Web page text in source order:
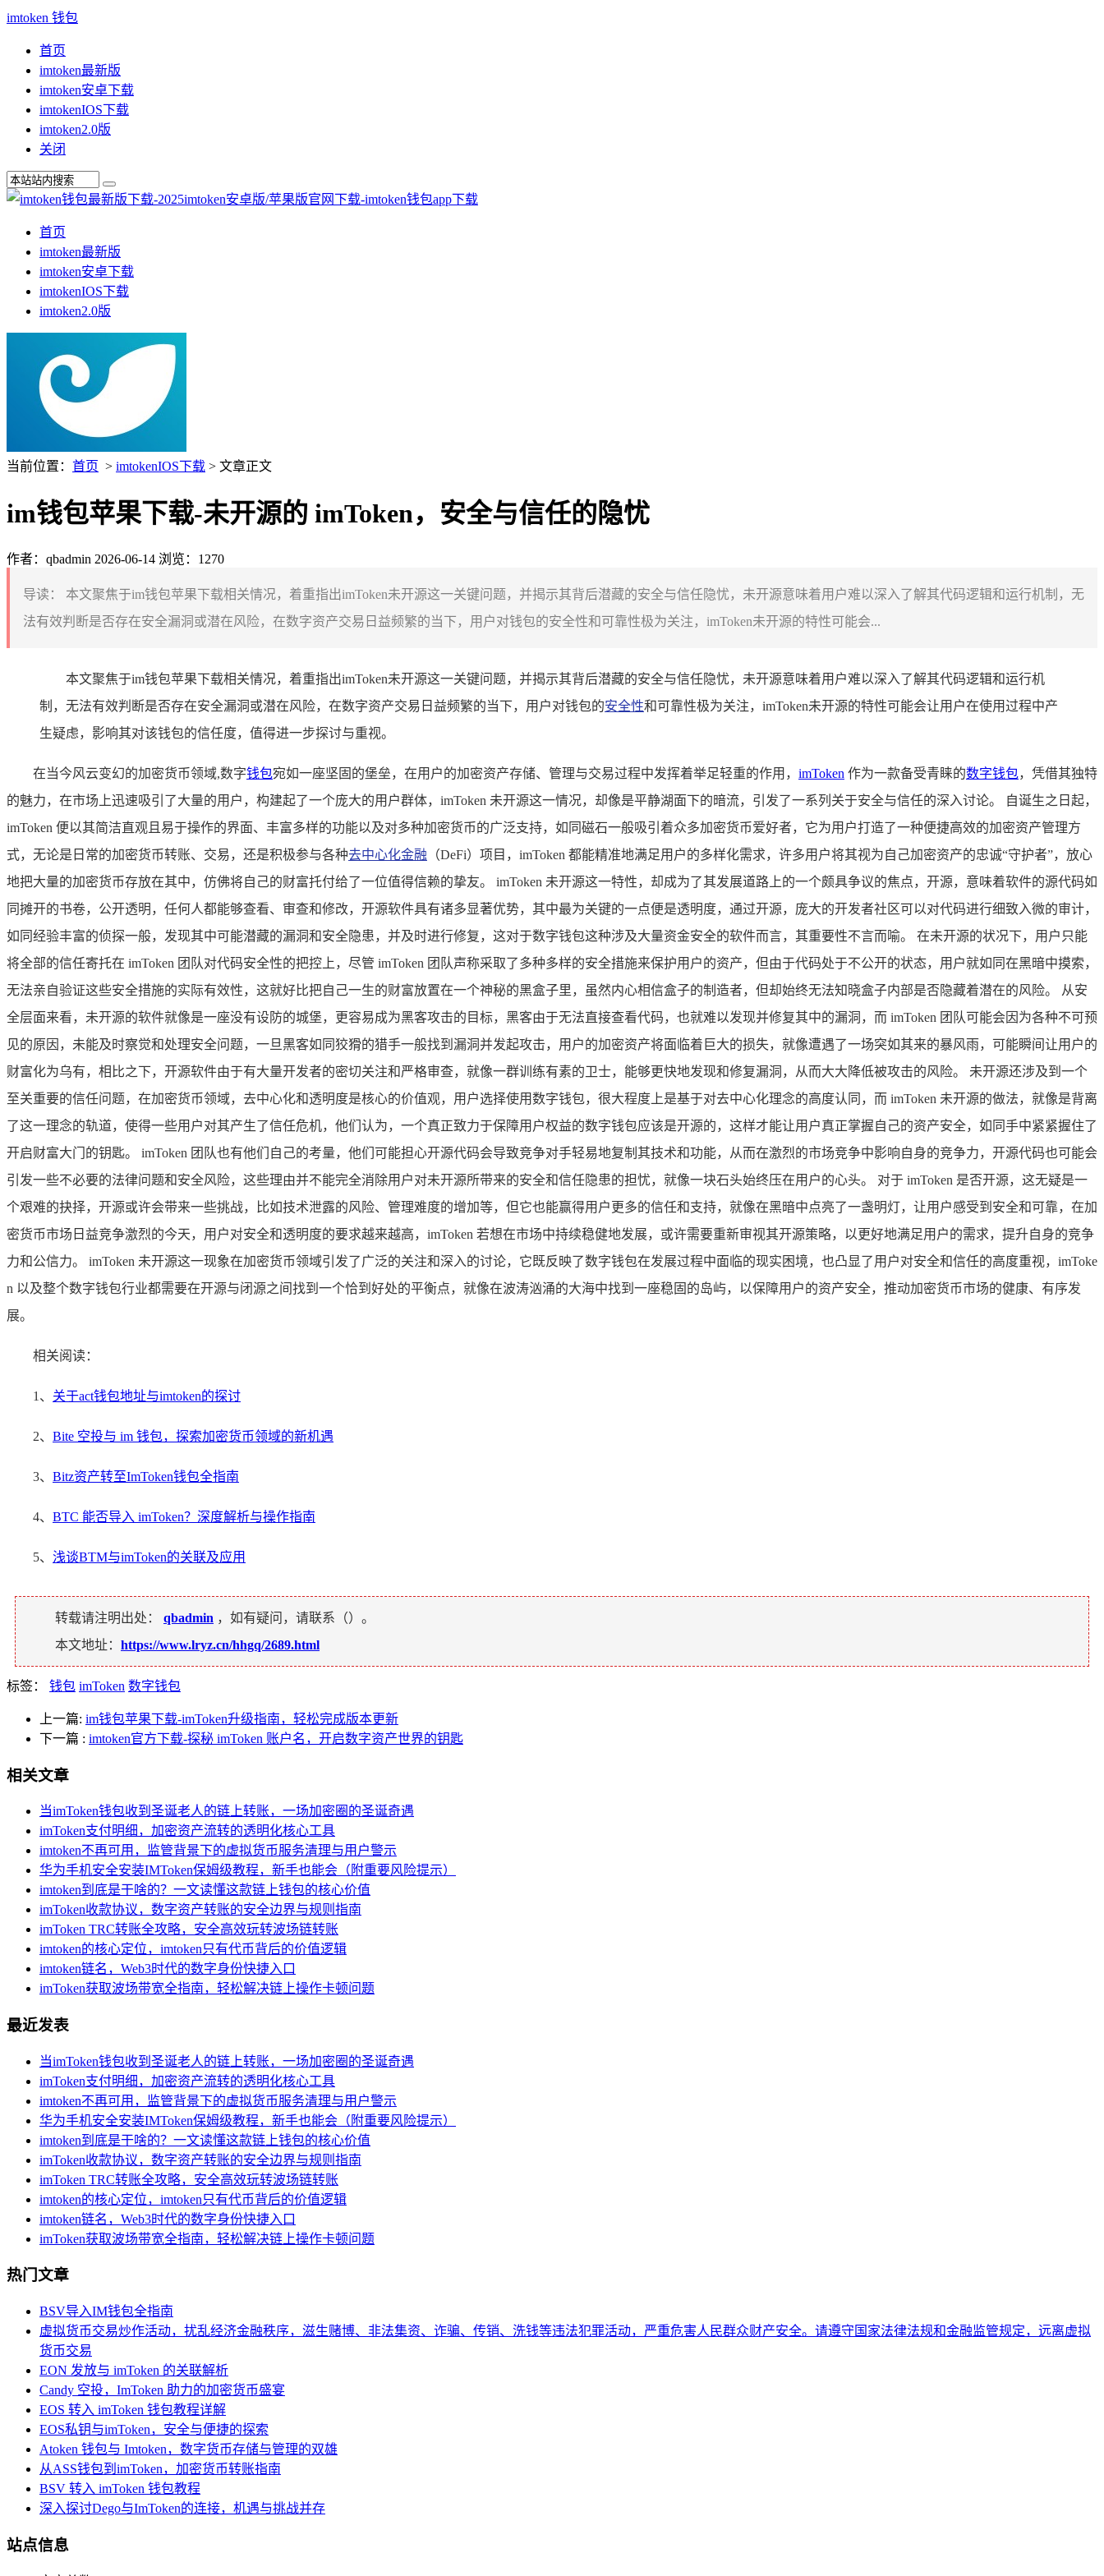
imtoken 钱包
首页
imtoken最新版
imtoken安卓下载
imtokenIOS下载
imtoken2.0版
关闭
首页
imtoken最新版
imtoken安卓下载
imtokenIOS下载
imtoken2.0版
当前位置： 首页 > imtokenIOS下载 > 文章正文
im钱包苹果下载-未开源的 imToken，安全与信任的隐忧
作者：qbadmin 2026-06-14 浏览：1270
导读：
本文聚焦于im钱包苹果下载相关情况，着重指出imToken未开源这一关键问题，并揭示其背后潜藏的安全与信任隐忧，未开源意味着用户难以深入了解其代码逻辑和运行机制，无
法有效判断是否存在安全漏洞或潜在风险，在数字资产交易日益频繁的当下，用户对钱包的安全性和可靠性极为关注，imToken未开源的特性可能会...
本文聚焦于im钱包苹果下载相关情况，着重指出imToken未开源这一关键问题，并揭示其背后潜藏的安全与信任隐忧，未开源意味着用户难以深入了解其代码逻辑和运行机
制，无法有效判断是否存在安全漏洞或潜在风险，在数字资产交易日益频繁的当下，用户对钱包的安全性和可靠性极为关注，imToken未开源的特性可能会让用户在使用过程中产
生疑虑，影响其对该钱包的信任度，值得进一步探讨与重视。
在当今风云变幻的加密货币领域,数字钱包宛如一座坚固的堡垒，在用户的加密资产存储、管理与交易过程中发挥着举足轻重的作用， imToken 作为一款备受青睐的数字钱包，凭借其独特
的魅力，在市场上迅速吸引了大量的用户，构建起了一个庞大的用户群体，imToken 未开源这一情况，却像是平静湖面下的暗流，引发了一系列关于安全与信任的深入讨论。 自诞生之日起，
imToken 便以其简洁直观且易于操作的界面、丰富多样的功能以及对多种加密货币的广泛支持，如同磁石一般吸引着众多加密货币爱好者，它为用户打造了一种便捷高效的加密资产管理方
式，无论是日常的加密货币转账、交易，还是积极参与各种去中心化金融 （DeFi）项目，imToken 都能精准地满足用户的多样化需求，许多用户将其视为自己加密资产的忠诚“守护者”，放心
地把大量的加密货币存放在其中，仿佛将自己的财富托付给了一位值得信赖的挚友。 imToken 未开源这一特性，却成为了其发展道路上的一个颇具争议的焦点，开源，意味着软件的源代码如
同摊开的书卷，公开透明，任何人都能够查看、审查和修改，开源软件具有诸多显著优势，其中最为关键的一点便是透明度，通过开源，庞大的开发者社区可以对代码进行细致入微的审计，
如同经验丰富的侦探一般，发现其中可能潜藏的漏洞和安全隐患，并及时进行修复，这对于数字钱包这种涉及大量资金安全的软件而言，其重要性不言而喻。 在未开源的状况下，用户只能
将全部的信任寄托在 imToken 团队对代码安全性的把控上，尽管 imToken 团队声称采取了多种多样的安全措施来保护用户的资产，但由于代码处于不公开的状态，用户就如同在黑暗中摸索，
无法亲自验证这些安全措施的实际有效性，这就好比把自己一生的财富放置在一个神秘的黑盒子里，虽然内心相信盒子的制造者，但却始终无法知晓盒子内部是否隐藏着潜在的风险。 从安
全层面来看，未开源的软件就像是一座没有设防的城堡，更容易成为黑客攻击的目标，黑客由于无法直接查看代码，也就难以发现并修复其中的漏洞，而 imToken 团队可能会因为各种不可预
见的原因，未能及时察觉和处理安全问题，一旦黑客如同狡猾的猎手一般找到漏洞并发起攻击，用户的加密资产将面临着巨大的损失，就像遭遇了一场突如其来的暴风雨，可能瞬间让用户的
财富化为乌有，相比之下，开源软件由于有大量开发者的密切关注和严格审查，就像一群训练有素的卫士，能够更快地发现和修复漏洞，从而大大降低被攻击的风险。 未开源还涉及到一个
至关重要的信任问题，在加密货币领域，去中心化和透明度是核心的价值观，用户选择使用数字钱包，很大程度上是基于对去中心化理念的高度认同，而 imToken 未开源的做法，就像是背离
了这一理念的轨道，使得一些用户对其产生了信任危机，他们认为，一个真正致力于保障用户权益的数字钱包应该是开源的，这样才能让用户真正掌握自己的资产安全，如同手中紧紧握住了
开启财富大门的钥匙。 imToken 团队也有他们自己的考量，他们可能担心开源代码会导致竞争对手轻易地复制其技术和功能，从而在激烈的市场竞争中影响自身的竞争力，开源代码也可能会
引发一些不必要的法律问题和安全风险，这些理由并不能完全消除用户对未开源所带来的安全和信任隐患的担忧，就像一块石头始终压在用户的心头。 对于 imToken 是否开源，这无疑是一
个艰难的抉择，开源或许会带来一些挑战，比如技术泄露的风险、管理难度的增加等，但它也能赢得用户更多的信任和支持，就像在黑暗中点亮了一盏明灯，让用户感受到安全和可靠，在加
密货币市场日益竞争激烈的今天，用户对安全和透明度的要求越来越高，imToken 若想在市场中持续稳健地发展，或许需要重新审视其开源策略，以更好地满足用户的需求，提升自身的竞争
力和公信力。 imToken 未开源这一现象在加密货币领域引发了广泛的关注和深入的讨论，它既反映了数字钱包在发展过程中面临的现实困境，也凸显了用户对安全和信任的高度重视，imToke
n 以及整个数字钱包行业都需要在开源与闭源之间找到一个恰到好处的平衡点，就像在波涛汹涌的大海中找到一座稳固的岛屿，以保障用户的资产安全，推动加密货币市场的健康、有序发
展。
相关阅读：
1、 关于act钱包地址与imtoken的探讨
2、 Bite 空投与 im 钱包，探索加密货币领域的新机遇
3、 Bitz资产转至ImToken钱包全指南
4、 BTC 能否导入 imToken？深度解析与操作指南
5、 浅谈BTM与imToken的关联及应用
转载请注明出处： qbadmin ，如有疑问，请联系（）。
本文地址： https://www.lryz.cn/hhgq/2689.html
标签： 钱包 imToken 数字钱包
上一篇: im钱包苹果下载-imToken升级指南，轻松完成版本更新
下一篇 : imtoken官方下载-探秘 imToken 账户名，开启数字资产世界的钥匙
相关文章
当imToken钱包收到圣诞老人的链上转账，一场加密圈的圣诞奇遇
imToken支付明细，加密资产流转的透明化核心工具
imtoken不再可用，监管背景下的虚拟货币服务清理与用户警示
华为手机安全安装IMToken保姆级教程，新手也能会（附重要风险提示）
imtoken到底是干啥的？一文读懂这款链上钱包的核心价值
imToken收款协议，数字资产转账的安全边界与规则指南
imToken TRC转账全攻略，安全高效玩转波场链转账
imtoken的核心定位，imtoken只有代币背后的价值逻辑
imtoken链名，Web3时代的数字身份快捷入口
imToken获取波场带宽全指南，轻松解决链上操作卡顿问题
最近发表
当imToken钱包收到圣诞老人的链上转账，一场加密圈的圣诞奇遇
imToken支付明细，加密资产流转的透明化核心工具
imtoken不再可用，监管背景下的虚拟货币服务清理与用户警示
华为手机安全安装IMToken保姆级教程，新手也能会（附重要风险提示）
imtoken到底是干啥的？一文读懂这款链上钱包的核心价值
imToken收款协议，数字资产转账的安全边界与规则指南
imToken TRC转账全攻略，安全高效玩转波场链转账
imtoken的核心定位，imtoken只有代币背后的价值逻辑
imtoken链名，Web3时代的数字身份快捷入口
imToken获取波场带宽全指南，轻松解决链上操作卡顿问题
热门文章
BSV导入IM钱包全指南
虚拟货币交易炒作活动，扰乱经济金融秩序，滋生赌博、非法集资、诈骗、传销、洗钱等违法犯罪活动，严重危害人民群众财产安全。请遵守国家法律法规和金融监管规定，远离虚拟
货币交易
EON 发放与 imToken 的关联解析
Candy 空投，ImToken 助力的加密货币盛宴
EOS 转入 imToken 钱包教程详解
EOS私钥与imToken，安全与便捷的探索
Atoken 钱包与 Imtoken，数字货币存储与管理的双雄
从ASS钱包到imToken，加密货币转账指南
BSV 转入 imToken 钱包教程
深入探讨Dego与ImToken的连接，机遇与挑战并存
站点信息